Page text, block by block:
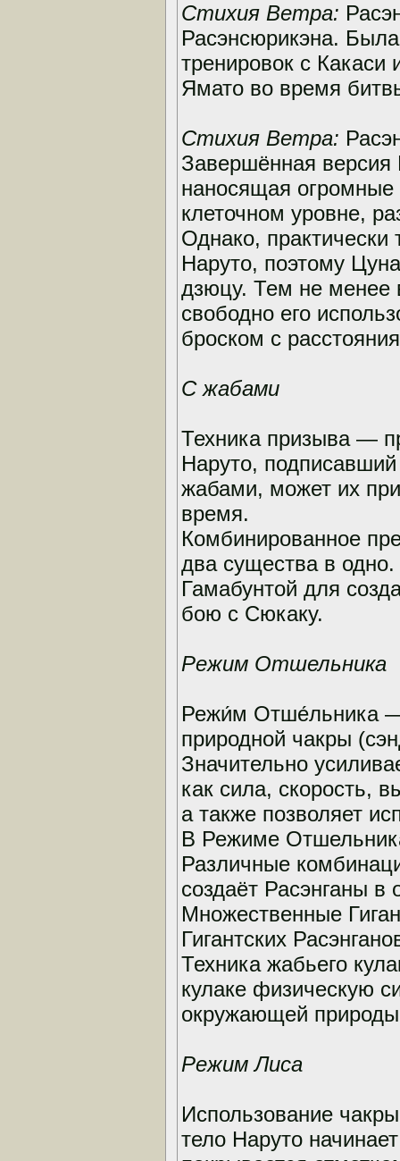
Стихия Ветра:
Расэнсюрикэна.
тренировок с Какаси
Ямато во время
Стихия Ветра:
Завершённая версия
наносящая огромные
клеточном уровне,
Однако, практически
Наруто, поэтому
дзюцу. Тем не
свободно его
броском с
С жабами
Техника призыва —
Наруто,
жабами, может их
время.
Комбинированное
два существа в одно.
Гамабунтой для
бою с Сюкаку.
Режим Отшельника
Режи́м Отше́льника —
природной чакры
Значительно
как сила, скорость,
а также позволяет
В Режиме
Различные
создаёт Расэнганы в
Множественные
Гигантских
Техника жабьего
кулаке физическую
окружающей
Режим Лиса
Использование
тело Наруто